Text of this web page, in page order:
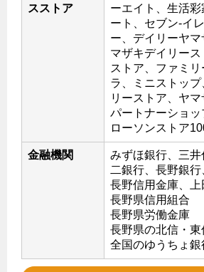
ガスが出ないとき
ガスメーターの復帰方法
ガス器具が故障したとき
ガス給湯器・風呂釜の凍結予防方法
ガス工事に関する約款・委託要件・内
新しく都市ガスをご利用したい方へ
道路・敷地内で工事をされる皆さまへ
スストア
ーエイト、生活
ート、セブン-イ
ー、デイリーヤ
マザキデイリー
ストア、ファミ
ラ、ミニストッ
リーストア、ヤ
パートナーショッ
ローソンストア
金融機関
みずほ銀行、三
二銀行、長野銀
長野信用金庫、
長野県信用組合
長野県労働金庫
長野県の北信・東
全国のゆうちょ